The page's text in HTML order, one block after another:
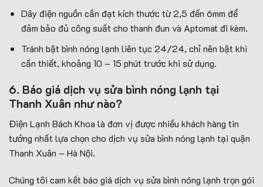
Dây điện nguồn cần đạt kích thước từ 2,5 đến 6mm để
đảm bảo đủ công suất cho thanh đun và Aptomat đi kèm.
Tránh bật bình nóng lạnh liên tục 24/24, chỉ nên bật khi
cần thiết, khoảng 10 – 15 phút trước khi sử dụng.
6. Báo giá dịch vụ sửa bình nóng lạnh tại
Thanh Xuân như nào?
Điện Lạnh Bách Khoa là đơn vị được nhiều khách hàng tin
tưởng nhất lựa chọn cho dịch vụ sửa bình nóng lạnh tại quận
Thanh Xuân – Hà Nội.
Chúng tôi cam kết báo giá dịch vụ sửa bình nóng lạnh trọn gói